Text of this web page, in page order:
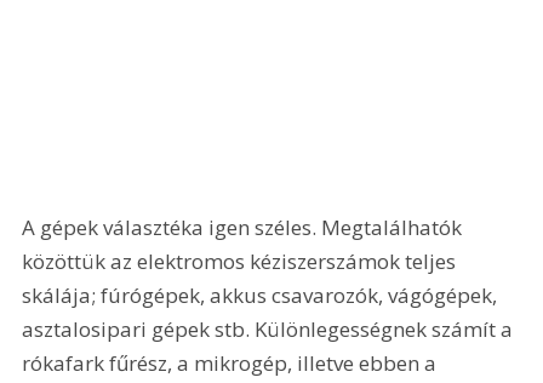
A gépek választéka igen széles. Megtalálhatók
közöttük az elektromos kéziszerszámok teljes
skálája; fúrógépek, akkus csavarozók, vágógépek,
asztalosipari gépek stb. Különlegességnek számít a
rókafark fűrész, a mikrogép, illetve ebben a